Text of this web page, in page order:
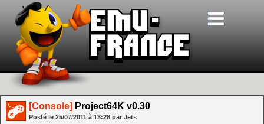
[Console] Project64K v0.30
Posté le 25/07/2011 à 13:28 par Jets